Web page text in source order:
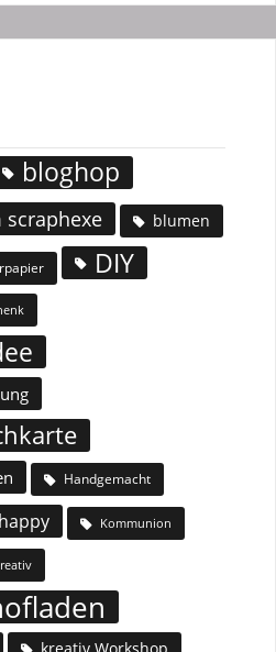
bloghop
blumen
DIY
Handgemacht
happy Kommunion